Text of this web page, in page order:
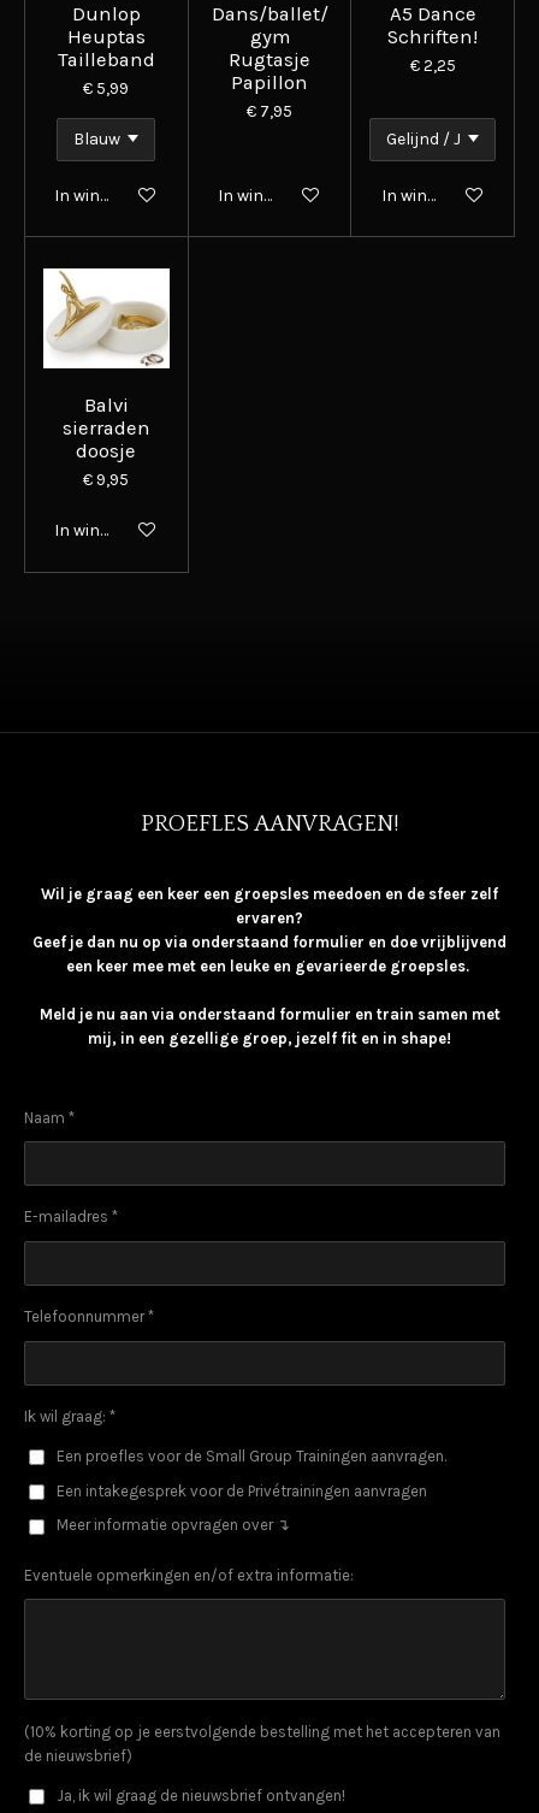
Dunlop
Heuptas
Tailleband
€ 5,99
In winkelwagen
Dans/ballet/
gym
Rugtasje
Papillon
€ 7,95
In winkelwagen
A5 Dance
Schriften!
€ 2,25
In winkelwagen
Balvi
sierraden
doosje
€ 9,95
In winkelwagen
PROEFLES AANVRAGEN!
Wil je graag een keer een groepsles meedoen en de sfeer zelf
ervaren?
Geef je dan nu op via onderstaand formulier en doe vrijblijvend
een keer mee met een leuke en gevarieerde groepsles.
Meld je nu aan via onderstaand formulier en train samen met
mij, in een gezellige groep, jezelf fit en in shape!
Naam *
E-mailadres *
Telefoonnummer *
Ik wil graag: *
Een proefles voor de Small Group Trainingen aanvragen.
Een intakegesprek voor de Privétrainingen aanvragen
Meer informatie opvragen over ↴
Eventuele opmerkingen en/of extra informatie:
(10% korting op je eerstvolgende bestelling met het accepteren van
de nieuwsbrief)
Ja, ik wil graag de nieuwsbrief ontvangen!